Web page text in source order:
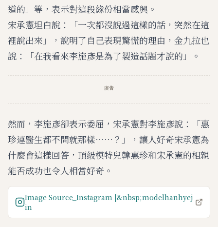
道的」等，表示對這段緣份相當感興。
宋承憲坦白說：「一次都沒說過這樣的話，突然在這
裡說出來」，說明了自己表現驚慌的理由，金九拉也
說：「在我看來李施彥是為了製造話題才說的」。
廣告
然而，李施彥卻表示委屈，宋承憲對李施彥說：「惠
珍連醫生都不問就那樣⋯⋯？」，讓人好奇宋承憲為
什麼會這樣回答，頂級模特兒韓惠珍和宋承憲的相親
能否成功也令人相當好奇。
Image Source_Instagram |&nbsp;modelhanhyej
in